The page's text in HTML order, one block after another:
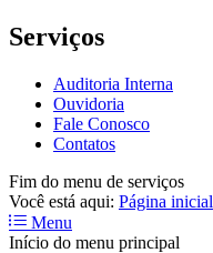
Serviços
Auditoria Interna
Ouvidoria
Fale Conosco
Contatos
Fim do menu de serviços
Você está aqui: Página inicial
Menu
Início do menu principal